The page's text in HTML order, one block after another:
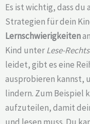
Es ist wichtig, dass
Strategien für dein
Lernschwierigkeiten
Kind unterLese-
leidet, gibt es eine
ausprobieren kannst,
lindern. Zum Beispiel
aufzuteilen, damit